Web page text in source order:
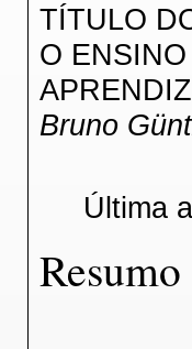
TÍTULO
O
Bruno
Última
Resumo